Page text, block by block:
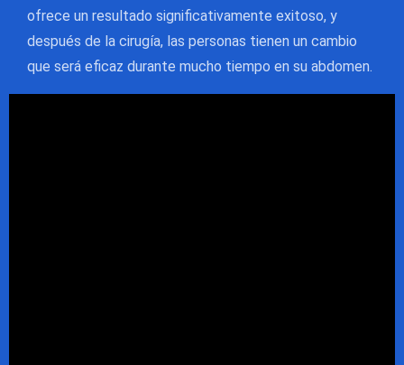
ofrece un resultado significativamente exitoso, y
después de la cirugía, las personas tienen un cambio
que será eficaz durante mucho tiempo en su abdomen.